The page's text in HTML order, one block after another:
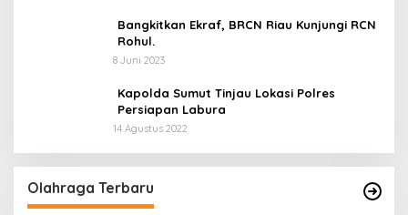
Bangkitkan Ekraf, BRCN Riau Kunjungi RCN
Rohul.
8 Juni 2023
Kapolda Sumut Tinjau Lokasi Polres
Persiapan Labura
14 Agustus 2022
Olahraga Terbaru